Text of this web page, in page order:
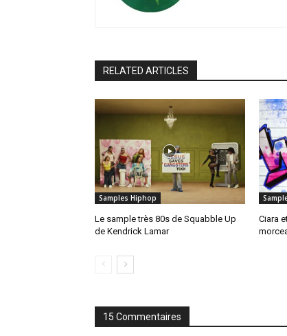
RELATED ARTICLES
Samples Hiphop
Le sample très 80s de Squabble Up
de Kendrick Lamar
Ciara
15 Commentaires